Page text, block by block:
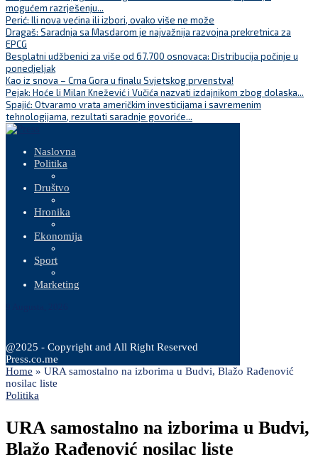
mogućem razrješenju...
Perić: Ili nova većina ili izbori, ovako više ne može
Dragaš: Saradnja sa Masdarom je najvažnija razvojna prekretnica za
EPCG
Besplatni udžbenici za više od 67.700 osnovaca: Distribucija počinje u
ponedjeljak
Kao iz snova – Crna Gora u finalu Svjetskog prvenstva!
Pejak: Hoće li Milan Knežević i Vučića nazvati izdajnikom zbog dolaska...
Spajić: Otvaramo vrata američkim investicijama i savremenim
tehnologijama, rezultati saradnje govoriće...
Naslovna
Politika
Društvo
Hronika
Ekonomija
Sport
Marketing
@2025 - Copyright and All Right Reserved
Press.co.me
Home » URA samostalno na izborima u Budvi, Blažo Rađenović
nosilac liste
Politika
URA samostalno na izborima u Budvi,
Blažo Rađenović nosilac liste